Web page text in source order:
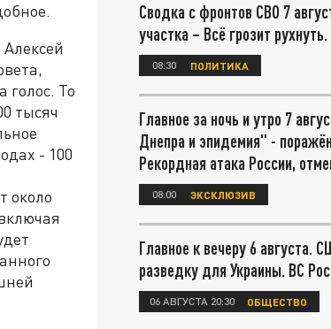
голос. То
тысяч
- 100
около
Сводка с фронтов СВО 7
участка – Всё грозит
08:30 ПОЛИТИКА
Главное за ночь и утро 7
Днепра и эпидемия" -
Рекордная атака России,
08:00 ЭКСКЛЮЗИВ
Главное к вечеру 6 августа.
разведку для Украины. ВС
06 АВГУСТА 20:30 ОБЩЕСТВО